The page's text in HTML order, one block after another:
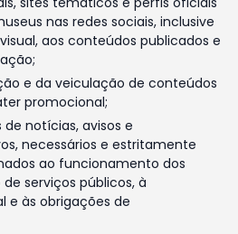
nas redes sociais, inclusive
aos conteúdos publicados e
e da veiculação de conteúdos
promocional;
notícias, avisos e
necessários e estritamente
ao funcionamento dos
serviços públicos, à
e às obrigações de